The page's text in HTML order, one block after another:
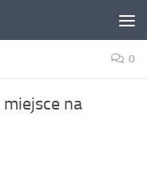
0
na